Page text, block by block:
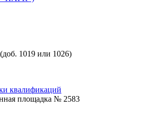
(доб. 1019 или 1026)
квалификаций
площадка № 2583